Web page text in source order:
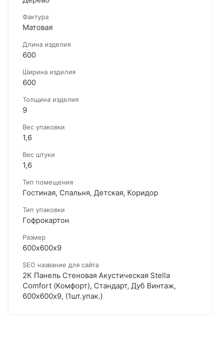
Фактура
Матовая
Длина изделия
600
Ширина изделия
600
Толщина изделия
9
Вес упаковки
1,6
Вес штуки
1,6
Тип помещения
Гостиная, Спальня, Детская, Коридор
Тип упаковки
Гофрокартон
Размер
600х600х9
SEO название для сайта
2К Панель Стеновая Акустическая Stella
Comfort (Комфорт), Стандарт, Дуб Винтаж,
600х600х9, (1шт.упак.)